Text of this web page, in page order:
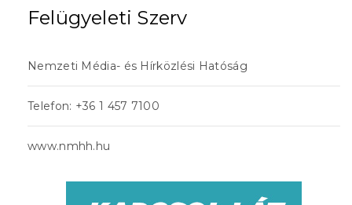
Felügyeleti Szerv
Nemzeti Média- és Hírközlési Hatóság
Telefon: +36 1 457 7100
www.nmhh.hu